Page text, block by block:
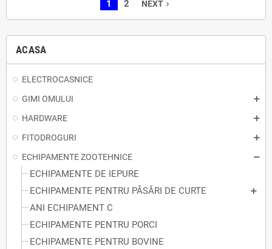
ACASA
ELECTROCASNICE
GIMI OMULUI
HARDWARE
FITODROGURI
ECHIPAMENTE ZOOTEHNICE
ECHIPAMENTE DE IEPURE
ECHIPAMENTE PENTRU PĂSĂRI DE CURTE
ANI ECHIPAMENT C
ECHIPAMENTE PENTRU PORCI
ECHIPAMENTE PENTRU BOVINE
1 2 NEXT navigate_next